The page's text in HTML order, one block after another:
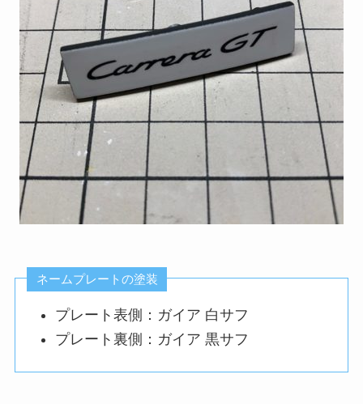
ネームプレートの塗装
プレート表側：ガイア 白サフ
プレート裏側：ガイア 黒サフ